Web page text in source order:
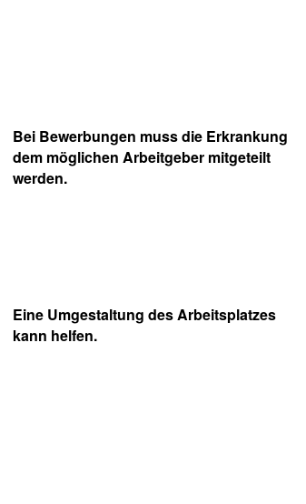
Bei Bewerbungen muss die Erkrankung
dem möglichen Arbeitgeber mitgeteilt
werden.
Eine Umgestaltung des Arbeitsplatzes
kann helfen.